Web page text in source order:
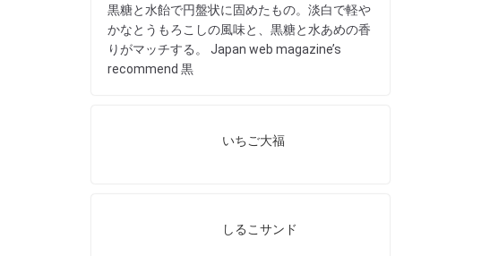
黒糖と水飴で円盤状に固めたもの。淡白で軽や
かなとうもろこしの風味と、黒糖と水あめの香
りがマッチする。 Japan web magazine’s
recommend 黒
いちご大福
しるこサンド